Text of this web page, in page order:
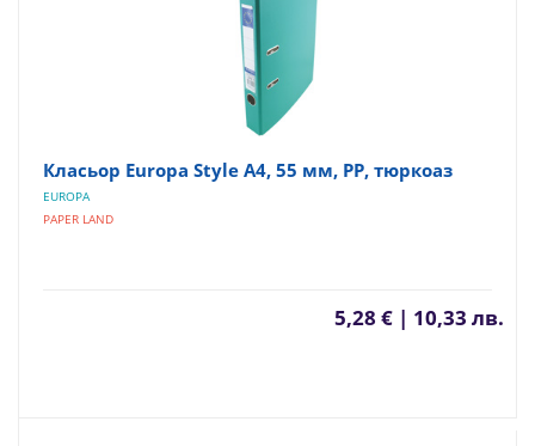
Класьор Europa Style А4, 55 мм, PP, тюркоаз
EUROPA
PAPER LAND
5,28 € | 10,33 лв.